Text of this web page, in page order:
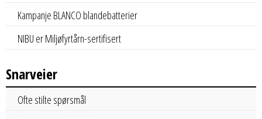
Kampanje BLANCO blandebatterier
NIBU er Miljøfyrtårn-sertifisert
Snarveier
Ofte stilte spørsmål